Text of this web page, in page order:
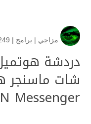
مزاجي | برامج |
249
دردشة
شات ماسنجر
Messenger